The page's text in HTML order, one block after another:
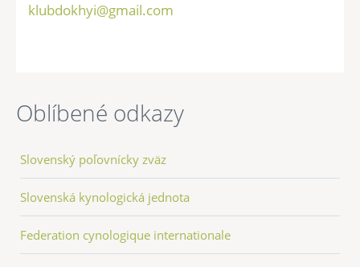
klubdokhyi@gmail.com
Oblíbené odkazy
Slovenský poľovnícky zväz
Slovenská kynologická jednota
Federation cynologique internationale